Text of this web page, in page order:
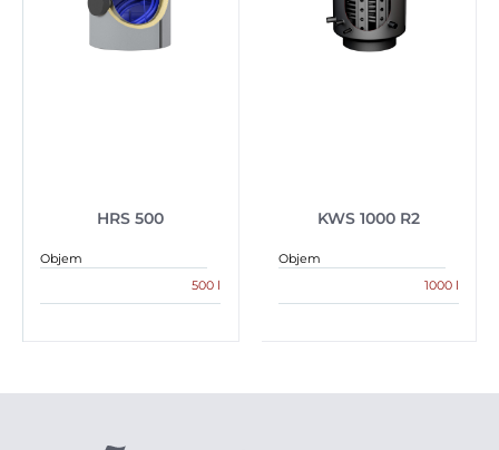
HRS 500
Objem
500 l
KWS 1000 R2
Objem
1000 l